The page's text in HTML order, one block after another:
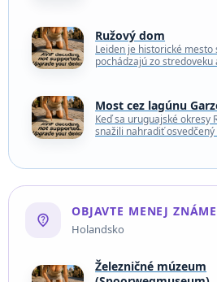
Ružový dom
Leiden je historické
pochádzajú zo stredoveku
Most cez lagúnu
Keď sa uruguajské okresy
snažili nahradiť
not_listed_location
OBJAVTE MENEJ
Holandsko
Železničné múzeum